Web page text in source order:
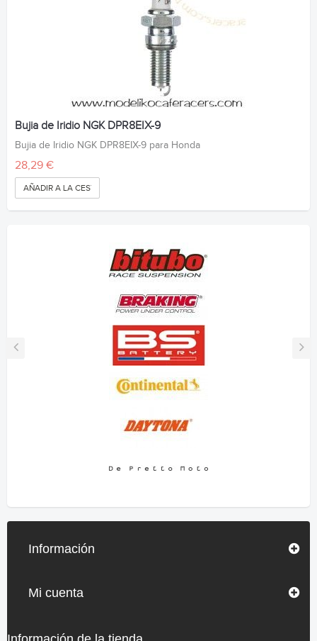
Bujia de Iridio NGK DPR8EIX-9
Bujia de Iridio NGK DPR8EIX-9 para Honda
28,29 €
AÑADIR A LA CESTA
Información
Mi cuenta